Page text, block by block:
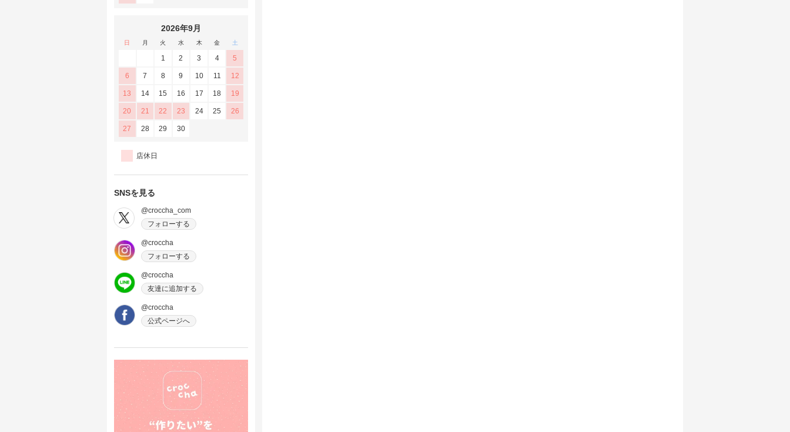
2026年9月
日 月 火 水 木 金 土
1 2 3 4 5
6 7 8 9 10 11 12
13 14 15 16 17 18 19
20 21 22 23 24 25 26
27 28 29 30
店休日
SNSを見る
@croccha_com
フォローする
@croccha
フォローする
@croccha
友達に追加する
@croccha
公式ページへ